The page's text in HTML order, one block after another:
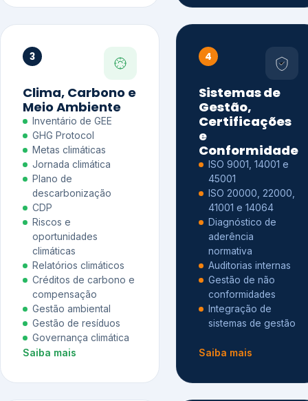
3
Clima, Carbono e
Meio Ambiente
Inventário de GEE
GHG Protocol
Metas climáticas
Jornada climática
Plano de
descarbonização
CDP
Riscos e
oportunidades
climáticas
Relatórios climáticos
Créditos de carbono e
compensação
Gestão ambiental
Gestão de resíduos
Governança climática
Saiba mais
4
Sistemas de
Gestão,
Certificações
e
Conformidade
ISO 9001, 14001 e
45001
ISO 20000, 22000,
41001 e 14064
Diagnóstico de
aderência
normativa
Auditorias internas
Gestão de não
conformidades
Integração de
sistemas de gestão
Saiba mais